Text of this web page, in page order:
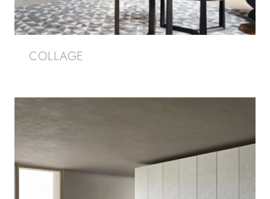
COLLAGE